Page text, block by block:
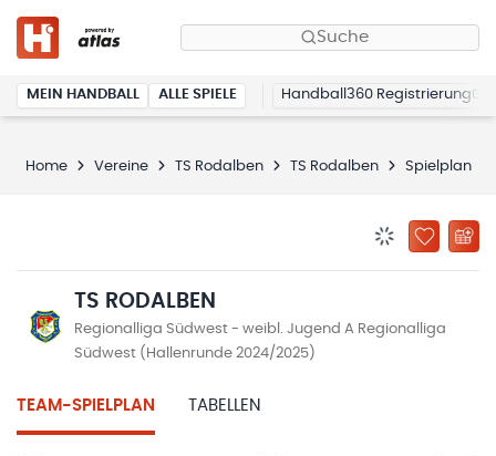
Suche
MEIN HANDBALL ALLE SPIELE Handball360 Registrierung
Home Vereine TS Rodalben TS Rodalben Spielplan
ZU
TS RODALBEN
Regionalliga Südwest - weibl. Jugend A Regionalliga
Südwest (Hallenrunde 2024/2025)
TEAM-SPIELPLAN TABELLEN